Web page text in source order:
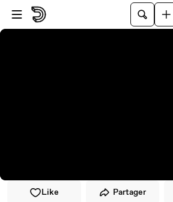
Passer au player
Passer au contenu principal
Like Partager